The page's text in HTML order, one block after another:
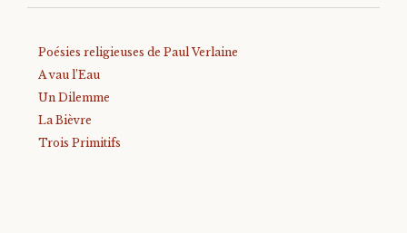
Poésies religieuses de Paul Verlaine
A vau l’Eau
Un Dilemme
La Bièvre
Trois Primitifs